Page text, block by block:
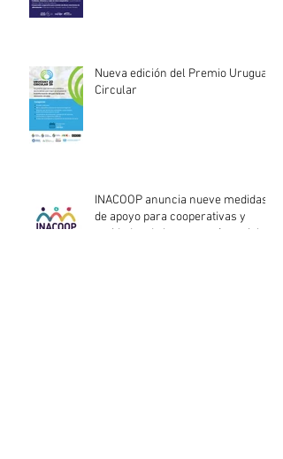
Nueva edición del Premio Uruguay
Circular
INACOOP anuncia nueve medidas
de apoyo para cooperativas y
entidades de la economía social